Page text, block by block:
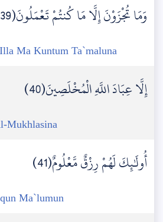
وَمَا تُجْزَوْنَ إِلَّا مَا كُنتُمْ تَعْمَلُونَ(39)
Ma Kuntum Ta`maluna
إِلَّا عِبَادَ اللَّهِ الْمُخْلَصِينَ(40)
Mukhlasina
أُولَٰئِكَ لَهُمْ رِزْقٌ مَّعْلُومٌ(41)
Ma`lumun